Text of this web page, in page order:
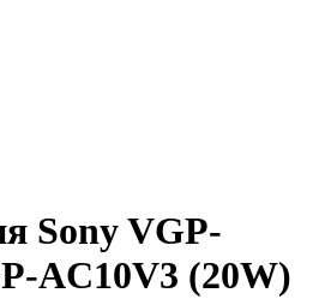
Sony VGP-
AC10V3 (20W)